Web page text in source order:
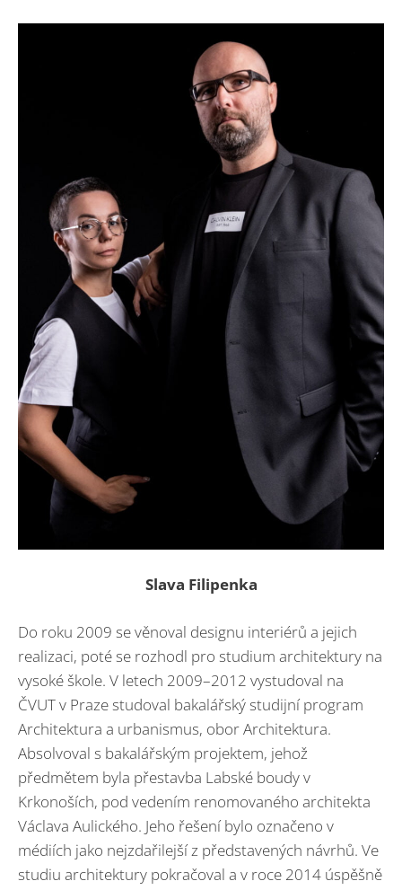
Slava Filipenka
Do roku 2009 se věnoval designu interiérů a jejich
realizaci, poté se rozhodl pro studium architektury na
vysoké škole. V letech 2009–2012 vystudoval na
ČVUT v Praze studoval bakalářský studijní program
Architektura a urbanismus, obor Architektura.
Absolvoval s bakalářským projektem, jehož
předmětem byla přestavba Labské boudy v
Krkonoších, pod vedením renomovaného architekta
Václava Aulického. Jeho řešení bylo označeno v
médiích jako nejzdařilejší z představených návrhů. Ve
studiu architektury pokračoval a v roce 2014 úspěšně